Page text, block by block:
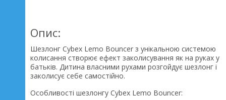
Опис:
Шезлонг Cybex Lemo Bouncer з унікальною системою
колисання створює ефект заколисування як на руках у
батьків. Дитина власними рухами розгойдує шезлонг і
заколисує себе самостійно.
Особливості шезлонгу Cybex Lemo Bouncer: